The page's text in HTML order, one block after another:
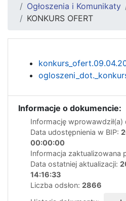
Ogłoszenia i Komunikaty
KONKURS OFERT
Informacje o dokumencie:
Informację wprowawdził(a)
Data udostępnienia w BIP:
00:00:00
Informacja zaktualizowana
Data ostatniej aktualizacji:
14:16:33
Liczba odsłon: 2866